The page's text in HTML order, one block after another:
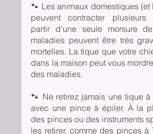
🐾 Les animaux domestiques (et
peuvent contracter
partir d'une seule morsure
maladies peuvent être très
mortelles. La tique que votre
dans la maison peut vous
des maladies.
🐾 Ne retirez jamais une tique à
avec une pince à épiler. À la
des pinces ou des instruments
les retirer, comme des pinces à